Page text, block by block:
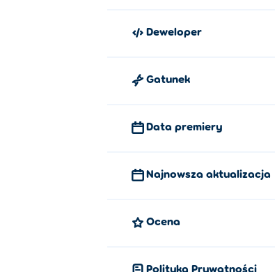
Deweloper
Gatunek
Data premiery
Najnowsza aktualizacja
Ocena
Polityka Prywatności